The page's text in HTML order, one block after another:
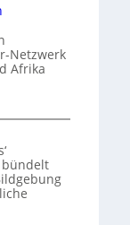
Netzwerk
Afrika
bündelt